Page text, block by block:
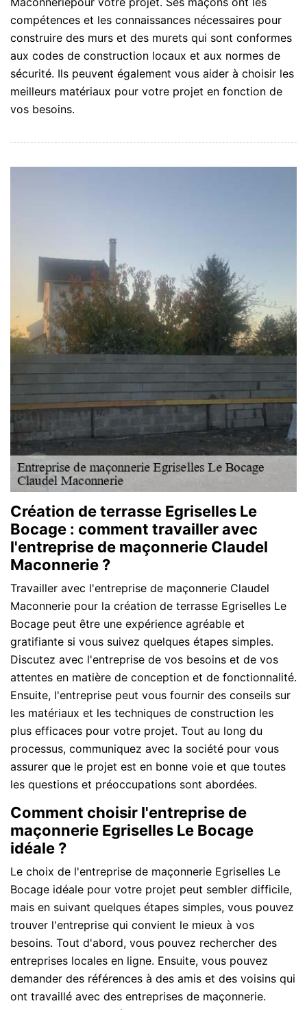
compétences et les connaissances nécessaires pour
construire des murs et des murets qui sont conformes
aux codes de construction locaux et aux normes de
sécurité. Ils peuvent également vous aider à choisir les
meilleurs matériaux pour votre projet en fonction de
vos besoins.
Création de terrasse Egriselles Le
Bocage : comment travailler avec
l'entreprise de maçonnerie Claudel
Maconnerie ?
Travailler avec l'entreprise de maçonnerie Claudel
Maconnerie pour la création de terrasse Egriselles Le
Bocage peut être une expérience agréable et
gratifiante si vous suivez quelques étapes simples.
Discutez avec l'entreprise de vos besoins et de vos
attentes en matière de conception et de fonctionnalité.
Ensuite, l'entreprise peut vous fournir des conseils sur
les matériaux et les techniques de construction les
plus efficaces pour votre projet. Tout au long du
processus, communiquez avec la société pour vous
assurer que le projet est en bonne voie et que toutes
les questions et préoccupations sont abordées.
Comment choisir l'entreprise de
maçonnerie Egriselles Le Bocage
idéale ?
Le choix de l'entreprise de maçonnerie Egriselles Le
Bocage idéale pour votre projet peut sembler difficile,
mais en suivant quelques étapes simples, vous pouvez
trouver l'entreprise qui convient le mieux à vos
besoins. Tout d'abord, vous pouvez rechercher des
entreprises locales en ligne. Ensuite, vous pouvez
demander des références à des amis et des voisins qui
ont travaillé avec des entreprises de maçonnerie.